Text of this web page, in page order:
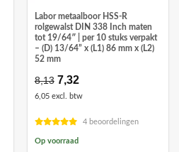
Labor metaalboor HSS-R
rolgewalst DIN 338 Inch maten
tot 19/64″ | per 10 stuks verpakt
– (D) 13/64” x (L1) 86 mm x (L2)
52 mm
8,13 Oorspronkelijke
prijs
was:
7,32Huidige
is:
6,05 excl. btw
4 beoordelingen
Op voorraad